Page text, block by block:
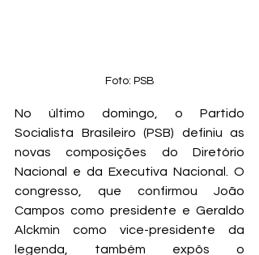
Foto: PSB
No último domingo, o Partido
Socialista Brasileiro (PSB) definiu as
novas composições do Diretório
Nacional e da Executiva Nacional. O
congresso, que confirmou João
Campos como presidente e Geraldo
Alckmin como vice-presidente da
legenda, também expôs o